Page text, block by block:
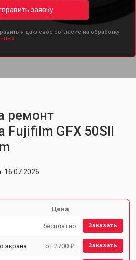
заявку
я даю свое согласие на обработку
ремонт
Fujifilm GFX 50SII
16.07.2026
Цена
бесплатно Заказать
экрана от 2700 ₽ Заказать